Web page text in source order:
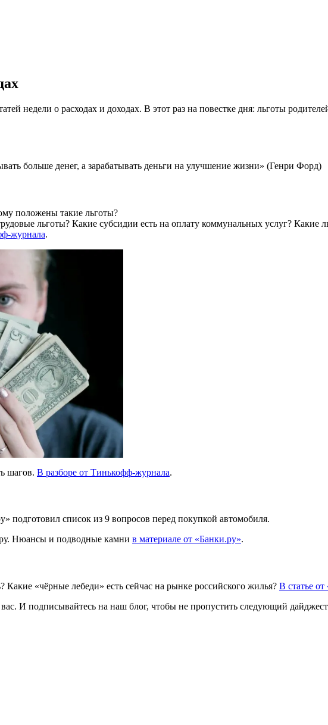
недели о расходах и доходах. В этот раз на повестке дня: льготы
больше денег, а зарабатывать деньги на улучшение жизни» (Генри Форд)
положены такие льготы?
льготы? Какие субсидии есть на оплату коммунальных услуг? Какие
журнала.
шагов. В разборе от Тинькофф-журнала.
подготовил список из 9 вопросов перед покупкой автомобиля.
Нюансы и подводные камни в материале от «Банки.ру».
Какие «чёрные лебеди» есть сейчас на рынке российского жилья? В статье
И подписывайтесь на наш блог, чтобы не пропустить следующий